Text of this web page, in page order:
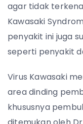
agar tidak
Kawasaki
penyakit ini juga
seperti penyakit
Virus Kawasaki
area dinding
khususnya